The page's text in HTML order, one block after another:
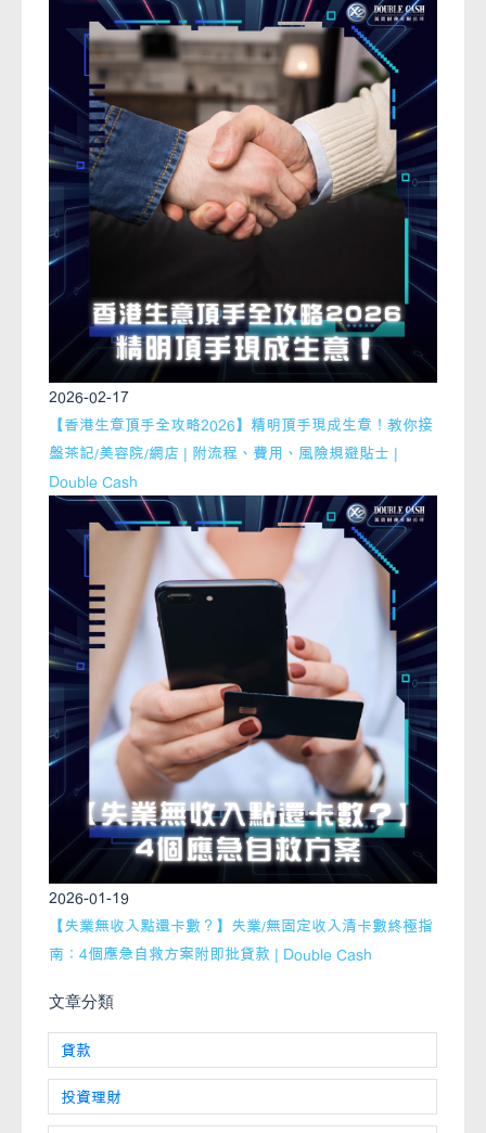
文章分類
貸款
投資理財
2026-02-17
【香港生意頂手全攻略2026】精明頂手現成生意！教你接
盤茶記/美容院/網店 | 附流程、費用、風險規避貼士 |
Double Cash
2026-01-19
【失業無收入點還卡數？】失業/無固定收入清卡數終極指
南：4個應急自救方案附即批貸款 | Double Cash